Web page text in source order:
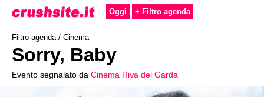
Oggi + Filtro agenda
Filtro agenda / Cinema
Sorry, Baby
Evento segnalato da Cinema Riva del Garda